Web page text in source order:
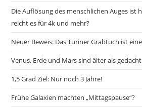
Die Auflösung des menschlichen Auges ist
reicht es für 4k und mehr?
Neuer Beweis: Das Turiner Grabtuch ist
Venus, Erde und Mars sind älter als gedacht
1,5 Grad Ziel: Nur noch 3 Jahre!
Frühe Galaxien machten „Mittagspause“?